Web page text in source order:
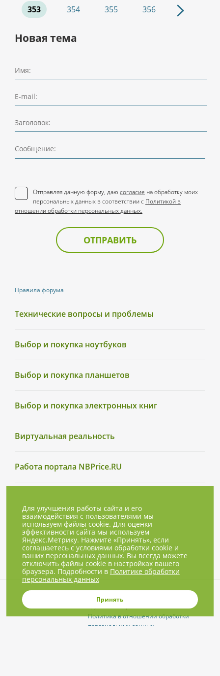
Правила форума
Технические вопросы и проблемы
Выбор и покупка ноутбуков
Выбор и покупка планшетов
Выбор и покупка электронных книг
Виртуальная реальность
Работа портала NBPrice.RU
353 354 355 356
Новая тема
Имя:
E-mail:
Заголовок:
Сообщение:
Отправляя данную форму, даю согласие на обработку моих
персональных данных в соответствии с Политикой в
отношении обработки персональных данных.
ОТПРАВИТЬ
© 2001-2026, NBPrice.ru — проект
Политика в отношении обработки
персональных данных
Для улучшения работы сайта и его
взаимодействия с пользователями мы
используем файлы cookie. Для оценки
эффективности сайта мы используем
Яндекс.Метрику. Нажмите «Принять», если
соглашаетесь с условиями обработки cookie и
ваших персональных данных. Вы всегда можете
отключить файлы cookie в настройках вашего
браузера. Подробности в Политике обработки
персональных данных
Принять